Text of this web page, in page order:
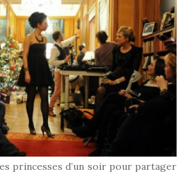
princesses d’un soir pour partager